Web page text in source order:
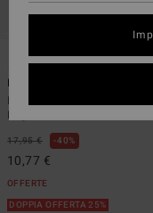
Icon Wave
Maglietta a maniche corte
Ragazzo 8-16
17,95 € 40%
10,77 €
OFFERTE
DOPPIA OFFERTA 25%